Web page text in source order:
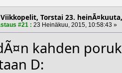
Torstai 23.
#21 : 23 Heinäkuu, 2015, 10:58:43 »
kahden
D: